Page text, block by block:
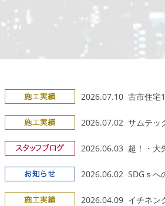
2026.07.10 古市住宅
2026.07.02 サムテッ
2026.06.03 超！・大
2026.06.02 SDGｓへ
2026.04.09 イチネン